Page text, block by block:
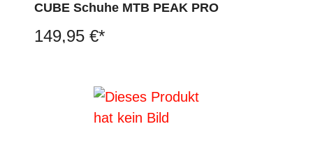
CUBE Schuhe MTB PEAK PRO
149,95 €*